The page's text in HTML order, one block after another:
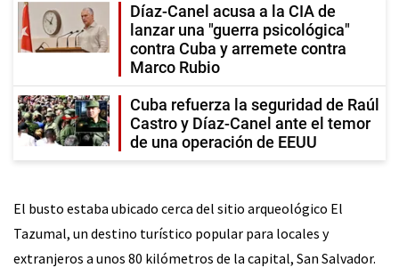
Díaz-Canel acusa a la CIA de
lanzar una "guerra psicológica"
contra Cuba y arremete contra
Marco Rubio
Cuba refuerza la seguridad de Raúl
Castro y Díaz-Canel ante el temor
de una operación de EEUU
El busto estaba ubicado cerca del sitio arqueológico El
Tazumal, un destino turístico popular para locales y
extranjeros a unos 80 kilómetros de la capital, San Salvador.